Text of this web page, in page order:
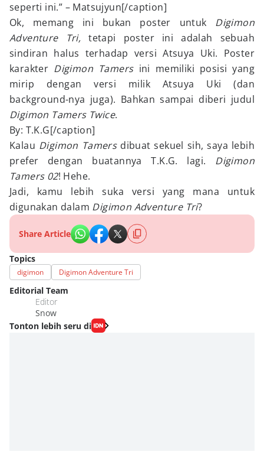
seperti ini.” – Matsujyun[/caption]
Ok, memang ini bukan poster untuk Digimon
Adventure
Tri,tetapi poster ini adalah sebuah
sindiran halus terhadap versi Atsuya Uki. Poster
karakter Digimon Tamers ini memiliki posisi yang
mirip dengan versi milik Atsuya Uki (dan
background-nya juga). Bahkan sampai diberi judul
Digimon Tamers Twice.
By: T.K.G[/caption]
Kalau Digimon Tamers dibuat sekuel sih, saya lebih
prefer dengan buatannya T.K.G. lagi. Digimon
Tamers 02! Hehe.
Jadi, kamu lebih suka versi yang mana untuk
digunakan dalam Digimon Adventure Tri?
Share Article
Topics
digimon Digimon Adventure Tri
Editorial Team
Editor
Snow
Tonton lebih seru di